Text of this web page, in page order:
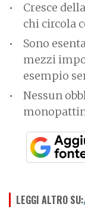
Cresce
chi circola
Sono
mezzi
esempio
Nessun
LEGGI ALTRO SU: